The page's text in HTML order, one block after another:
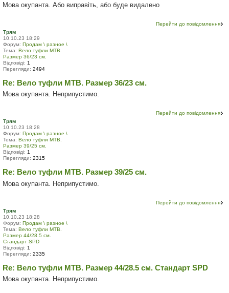
Мова окупанта. Або виправіть, або буде видалено
Перейти до повідомлення
Трям
10.10.23 18:29
Форум: Продам \ разное \
Тема: Вело туфли МТВ.
Размер 36/23 см.
Відповіді: 1
Перегляди: 2494
Re: Вело туфли МТВ. Размер 36/23 см.
Мова окупанта. Неприпустимо.
Перейти до повідомлення
Трям
10.10.23 18:28
Форум: Продам \ разное \
Тема: Вело туфли МТВ.
Размер 39/25 см.
Відповіді: 1
Перегляди: 2315
Re: Вело туфли МТВ. Размер 39/25 см.
Мова окупанта. Неприпустимо.
Перейти до повідомлення
Трям
10.10.23 18:28
Форум: Продам \ разное \
Тема: Вело туфли МТВ.
Размер 44/28.5 см.
Стандарт SPD
Відповіді: 1
Перегляди: 2335
Re: Вело туфли МТВ. Размер 44/28.5 см. Стандарт SPD
Мова окупанта. Неприпустимо.